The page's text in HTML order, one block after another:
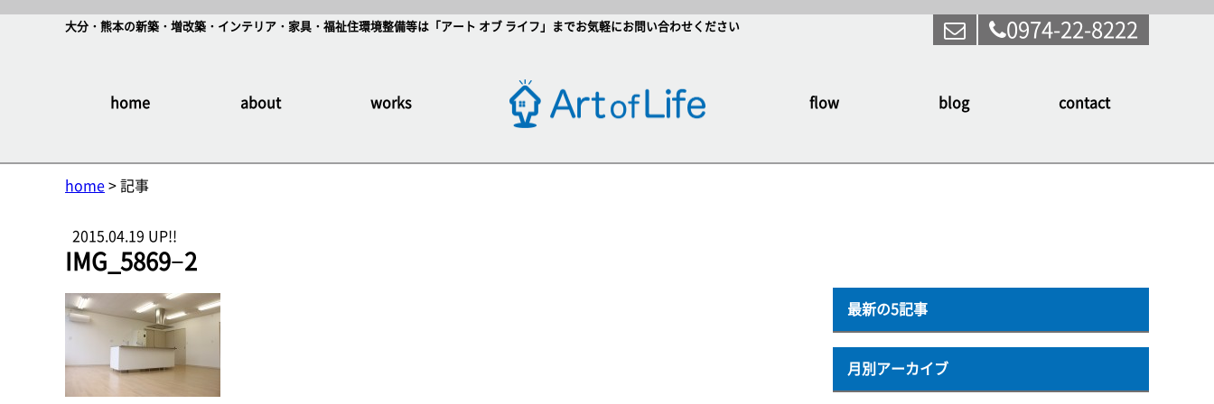
大分・熊本の新築・増改築・インテリア・家具・福祉住環境整備等は「アート オブ ライフ」までお気軽にお問い合わせください 0974-22-8222
home about works flow blog contact
home > 記事
2015.04.19 UP!!
IMG_5869−2
最新の5記事
月別アーカイブ